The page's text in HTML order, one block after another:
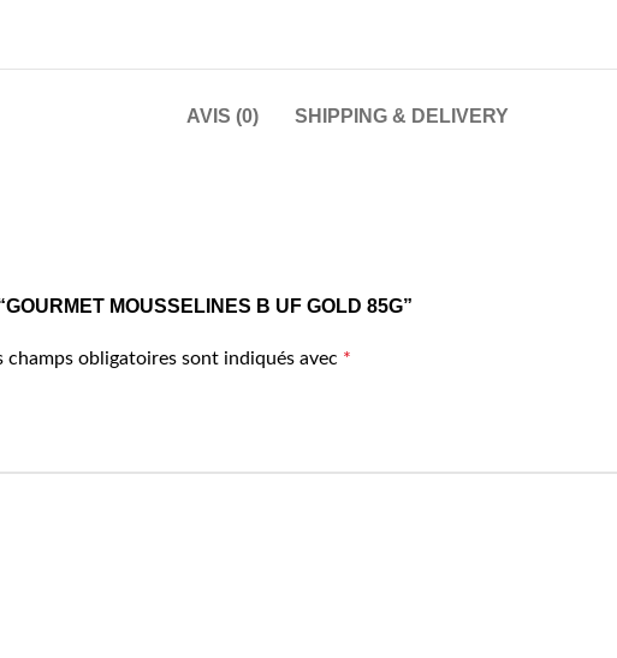
AVIS (0) SHIPPING & DELIVERY
MOUSSELINES B UF GOLD 85G”
champs obligatoires sont indiqués avec *